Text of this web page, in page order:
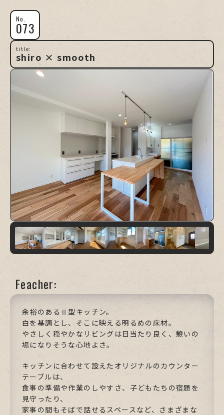
No.
073
title:
shiro × smooth
Feacher:
余裕のあるⅡ型キッチン。
白を基調とし、そこに映える明るめの床材。
やさしく穏やかなリビングは日当たり良く、憩いの
場になりそうな心地よさ。
キッチンに合わせて設えたオリジナルのカウンター
テーブルは、
食事の準備や作業のしやすさ、子どもたちの宿題を
見守ったり、
家事の間もそばで話せるスペースなど、さまざまな